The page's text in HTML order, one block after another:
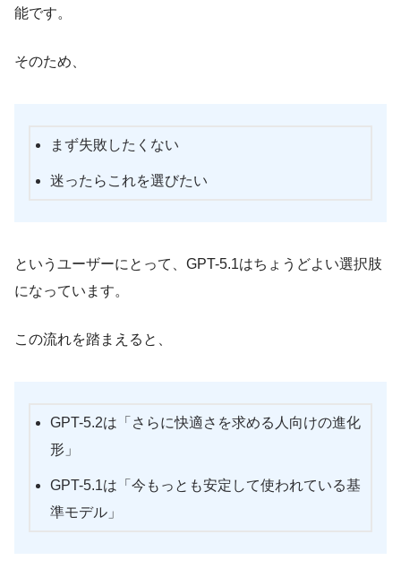
能です。
そのため、
まず失敗したくない
迷ったらこれを選びたい
というユーザーにとって、GPT-5.1はちょうどよい選択肢
になっています。
この流れを踏まえると、
GPT-5.2は「さらに快適さを求める人向けの進化
形」
GPT-5.1は「今もっとも安定して使われている基
準モデル」